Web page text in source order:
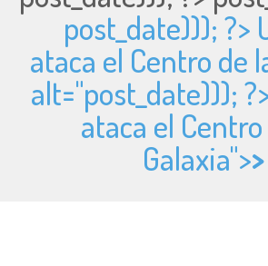
post_date))); ?>
ataca el Centro de
alt="post_date)));
ataca el
Galaxia">>